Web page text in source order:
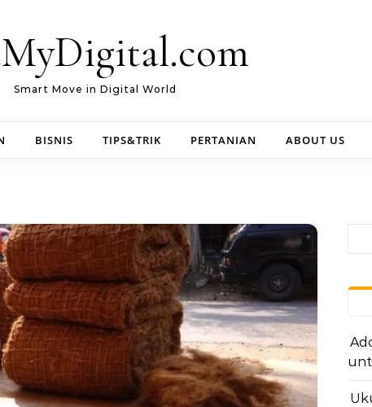
Smart Move in Digital World
BISNIS TIPS&TRIK PERTANIAN ABOUT US